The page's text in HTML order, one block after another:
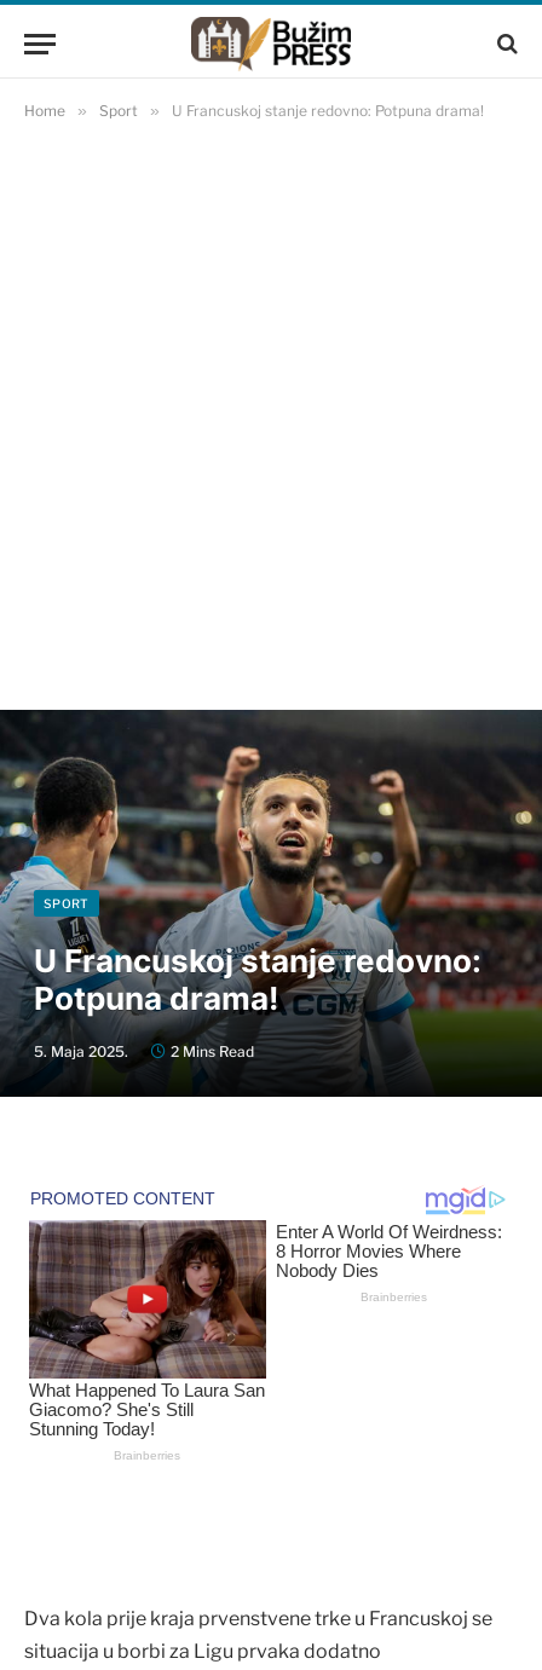
Home » Sport » U Francuskoj stanje redovno: Potpuna drama!
SPORT
U Francuskoj stanje redovno:
Potpuna drama!
5. Maja 2025. 2 Mins Read
Dva kola prije kraja prvenstvene trke u Francuskoj se
situacija u borbi za Ligu prvaka dodatno